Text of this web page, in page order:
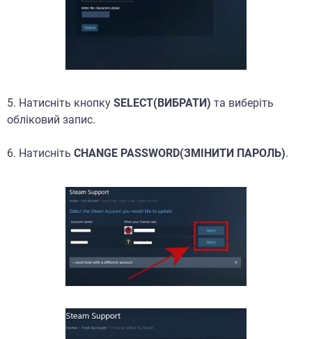
5. Натисніть кнопку SELECT(ВИБРАТИ) та виберіть
обліковий запис.
6. Натисніть CHANGE PASSWORD(ЗМІНИТИ ПАРОЛЬ).